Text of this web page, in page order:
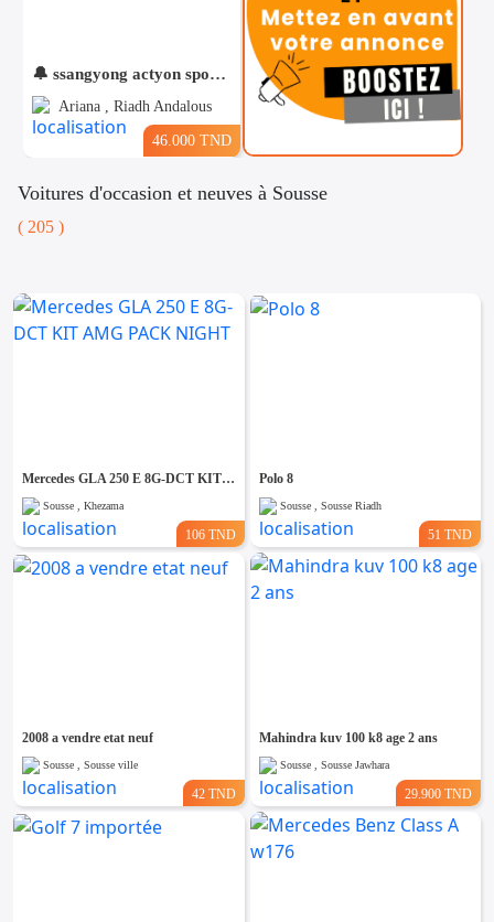
Voitures
🔔 ssangyong actyon sports 4wd
Ariana , Riadh Andalous
46.000 TND
Voitures d'occasion et neuves à Sousse
( 205 )
Mercedes GLA 250 E 8G-DCT KIT AMG PACK NIGHT
Sousse , Khezama
106 TND
Polo 8
Sousse , Sousse Riadh
51 TND
2008 a vendre etat neuf
Sousse , Sousse ville
42 TND
Mahindra kuv 100 k8 age 2 ans
Sousse , Sousse Jawhara
29.900 TND